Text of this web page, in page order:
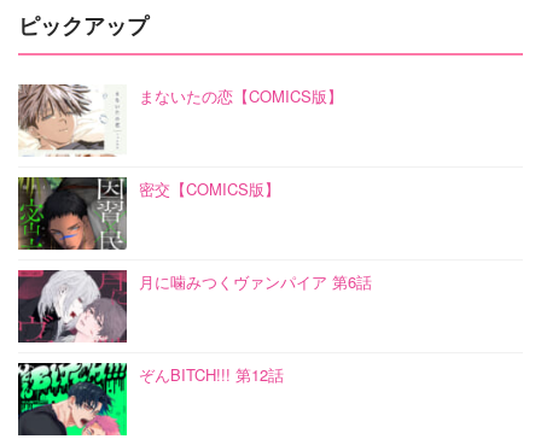
ピックアップ
まないたの恋【COMICS版】
密交【COMICS版】
月に噛みつくヴァンパイア 第6話
ぞんBITCH!!! 第12話